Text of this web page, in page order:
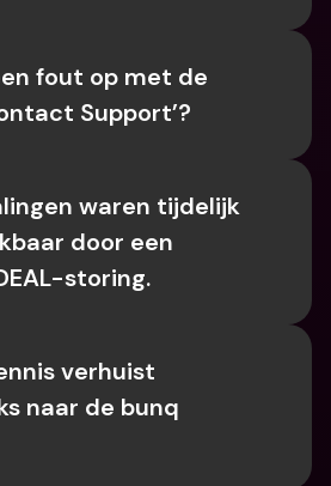
fout op met de
Support’?
waren tijdelijk
door een
storing.
verhuist
naar de bunq